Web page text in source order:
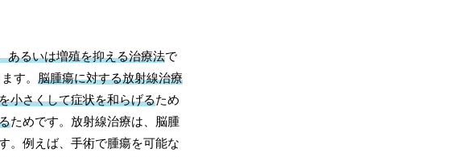
あるいは増殖を抑える治療法で
す。 脳腫瘍に対する放射線治療
小さくして症状を和らげるため
ためです。放射線治療は、脳腫
。例えば、手術で腫瘍を可能な